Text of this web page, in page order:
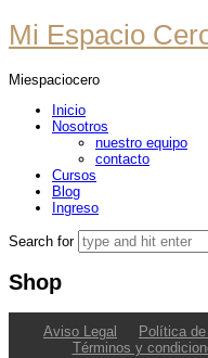
Mi
Espacio
Cero
Mi Espacio
Miespaciocero
Inicio
Nosotros
nuestro equipo
contacto
Cursos
Blog
Ingreso
Search for
Shop
Aviso Legal Política
Términos y